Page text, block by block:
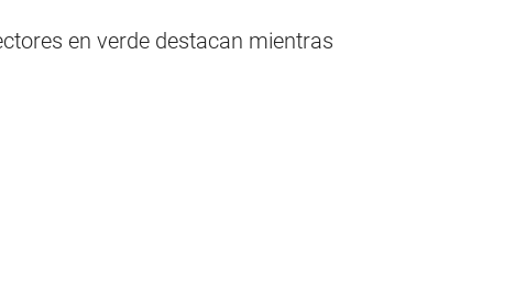
en verde destacan mientras